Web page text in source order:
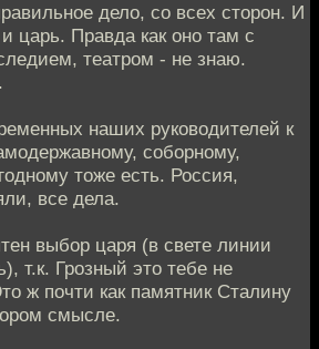
дело, со всех сторон. И
царь. Правда как оно там с
театром - не знаю.
наших руководителей к
соборному,
тоже есть. Россия,
все дела.
выбор царя (в свете линии
т.к. Грозный это тебе не
ж почти как памятник Сталину
смысле.